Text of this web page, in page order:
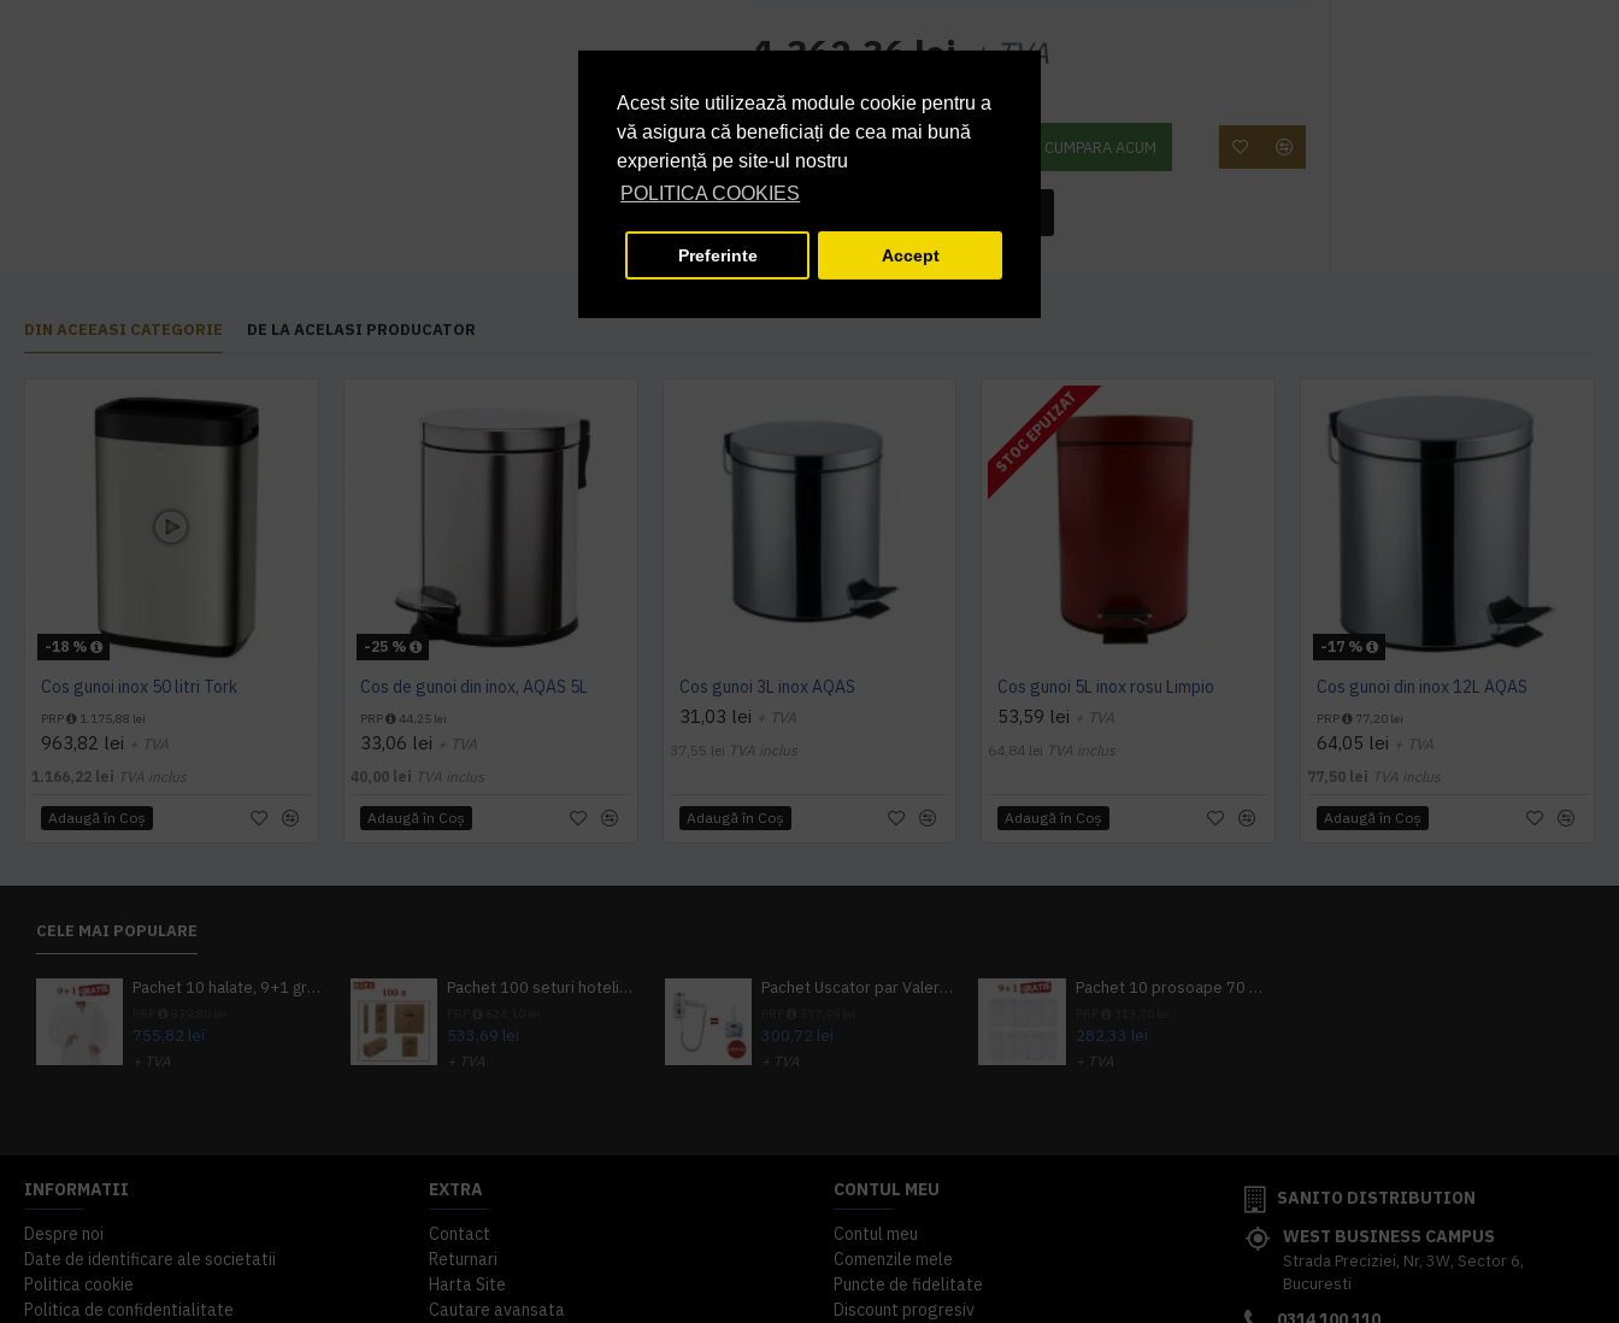
Acest site utilizează module cookie pentru a
vă asigura că beneficiați de cea mai bună
experiență pe site-ul nostru
POLITICA COOKIES
Preferinte Accept
1.362,36 lei+ TVA
1.648,46 lei TVA inclus
CUMPARA ACUM
DIN ACEEASI CATEGORIE DE LA ACELASI PRODUCATOR
-18 %
Cos gunoi inox 50 litri Tork
PRP 1.175,88 lei
963,82 lei + TVA
1.166,22 lei TVA inclus
Adaugă în Coş
-25 %
Cos de gunoi din inox, AQAS 5L
PRP 44,25 lei
33,06 lei + TVA
40,00 lei TVA inclus
Adaugă în Coş
Cos gunoi 3L inox AQAS
31,03 lei + TVA
37,55 lei TVA inclus
Adaugă în Coş
STOC EPUIZAT
Cos gunoi 5L inox rosu Limpio
53,59 lei + TVA
64,84 lei TVA inclus
Adaugă în Coş
-17 %
Cos gunoi din inox 12L AQAS
PRP 77,20 lei
64,05 lei + TVA
77,50 lei TVA inclus
Adaugă în Coş
CELE MAI POPULARE
Pachet 10 halate, 9+1 gratuit
755,82 lei
+ TVA
Pachet 100 seturi hoteliere, set dentar, set barbierit, casca de dus, pila unghii, set cusut
533,69 lei
+ TVA
Pachet Uscator par Valera Action Super Plus + GRATUIT Sampon si gel de dus Tork
300,72 lei
+ TVA
Pachet 10 prosoape 70 x 140cm 9 + 1 gratuit
282,33 lei
+ TVA
INFORMATII
Despre noi
Date de identificare ale societatii
Politica cookie
Politica de confidentialitate
EXTRA
Contact
Returnari
Harta Site
Cautare avansata
CONTUL MEU
Contul meu
Comenzile mele
Puncte de fidelitate
Discount progresiv
SANITO DISTRIBUTION
WEST BUSINESS CAMPUS
Strada Preciziei, Nr, 3W, Sector 6,
Bucuresti